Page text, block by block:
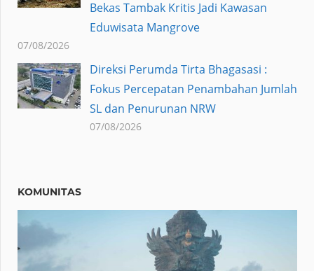
Bekas Tambak Kritis Jadi Kawasan
Eduwisata Mangrove
07/08/2026
Direksi Perumda Tirta Bhagasasi :
Fokus Percepatan Penambahan Jumlah
SL dan Penurunan NRW
07/08/2026
KOMUNITAS